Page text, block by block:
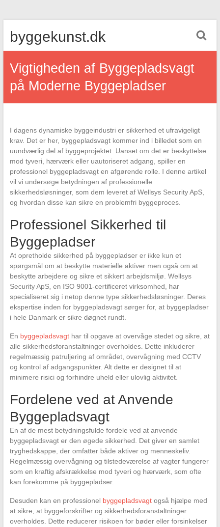
content
byggekunst.dk
Vigtigheden af Byggepladsvagt
på Moderne Byggepladser
I dagens dynamiske byggeindustri er sikkerhed et ufravigeligt
krav. Det er her, byggepladsvagt kommer ind i billedet som en
uundværlig del af byggeprojektet. Uanset om det er beskyttelse
mod tyveri, hærværk eller uautoriseret adgang, spiller en
professionel byggepladsvagt en afgørende rolle. I denne artikel
vil vi undersøge betydningen af professionelle
sikkerhedsløsninger, som dem leveret af Wellsys Security ApS,
og hvordan disse kan sikre en problemfri byggeproces.
Professionel Sikkerhed til
Byggepladser
At opretholde sikkerhed på byggepladser er ikke kun et
spørgsmål om at beskytte materielle aktiver men også om at
beskytte arbejdere og sikre et sikkert arbejdsmiljø. Wellsys
Security ApS, en ISO 9001-certificeret virksomhed, har
specialiseret sig i netop denne type sikkerhedsløsninger. Deres
ekspertise inden for byggepladsvagt sørger for, at byggepladser
i hele Danmark er sikre døgnet rundt.
En byggepladsvagthar til opgave at overvåge stedet og sikre, at
alle sikkerhedsforanstaltninger overholdes. Dette inkluderer
regelmæssig patruljering af området, overvågning med CCTV
og kontrol af adgangspunkter. Alt dette er designet til at
minimere risici og forhindre uheld eller ulovlig aktivitet.
Fordelene ved at Anvende
Byggepladsvagt
En af de mest betydningsfulde fordele ved at anvende
byggepladsvagt er den øgede sikkerhed. Det giver en samlet
tryghedskappe, der omfatter både aktiver og menneskeliv.
Regelmæssig overvågning og tilstedeværelse af vagter fungerer
som en kraftig afskrækkelse mod tyveri og hærværk, som ofte
kan forekomme på byggepladser.
Desuden kan en professionel byggepladsvagtogså hjælpe med
at sikre, at byggeforskrifter og sikkerhedsforanstaltninger
overholdes. Dette reducerer risikoen for bøder eller forsinkelser